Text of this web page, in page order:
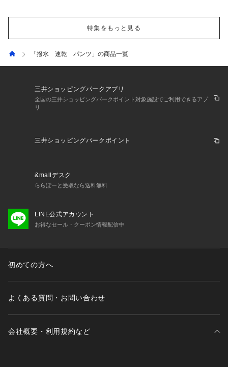
特集をもっと見る
「撥水 速乾 パンツ」の商品一覧
三井ショッピングパークアプリ
全国の三井ショッピングパークポイント対象施設でご利用できるアプ
リ
三井ショッピングパークポイント
&mallデスク
ららぽーと受取なら送料無料
LINE公式アカウント
お得なセール・クーポン情報配信中
初めての方へ
よくある質問・お問い合わせ
会社概要・利用規約など